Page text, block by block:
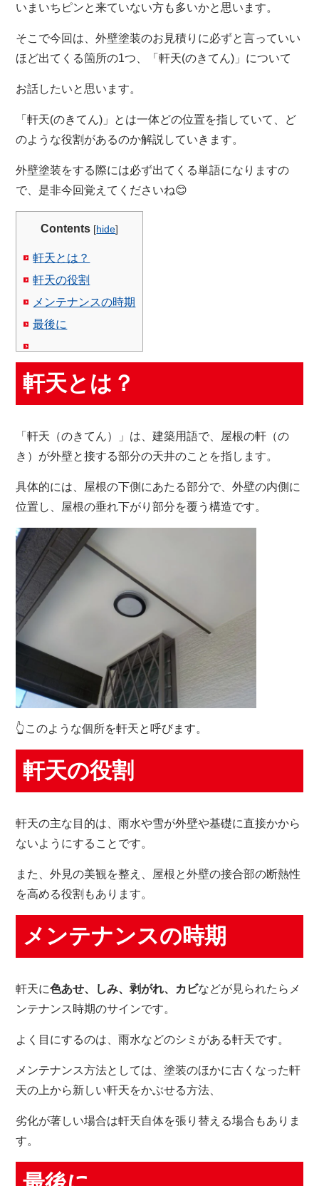
いまいちピンと来ていない方も多いかと思います。
そこで今回は、外壁塗装のお見積りに必ずと言っていい
ほど出てくる箇所の1つ、「軒天(のきてん)」について
お話したいと思います。
「軒天(のきてん)」とは一体どの位置を指していて、ど
のような役割があるのか解説していきます。
外壁塗装をする際には必ず出てくる単語になりますの
で、是非今回覚えてくださいね😊
Contents [hide]
軒天とは？
軒天の役割
メンテナンスの時期
最後に
軒天とは？
「軒天（のきてん）」は、建築用語で、屋根の軒（の
き）が外壁と接する部分の天井のことを指します。
具体的には、屋根の下側にあたる部分で、外壁の内側に
位置し、屋根の垂れ下がり部分を覆う構造です。
👆このような個所を軒天と呼びます。
軒天の役割
軒天の主な目的は、雨水や雪が外壁や基礎に直接かから
ないようにすることです。
また、外見の美観を整え、屋根と外壁の接合部の断熱性
を高める役割もあります。
メンテナンスの時期
軒天に色あせ、しみ、剥がれ、カビなどが見られたらメ
ンテナンス時期のサインです。
よく目にするのは、雨水などのシミがある軒天です。
メンテナンス方法としては、塗装のほかに古くなった軒
天の上から新しい軒天をかぶせる方法、
劣化が著しい場合は軒天自体を張り替える場合もありま
す。